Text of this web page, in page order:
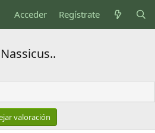
Acceder Regístrate
valoración